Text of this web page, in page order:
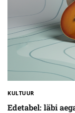
KULTUUR
Edetabel: läbi